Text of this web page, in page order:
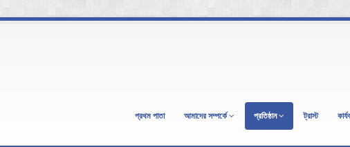
প্রথম পাতা আমাদের সম্পর্কে প্রতিষ্ঠান ট্রাস্ট